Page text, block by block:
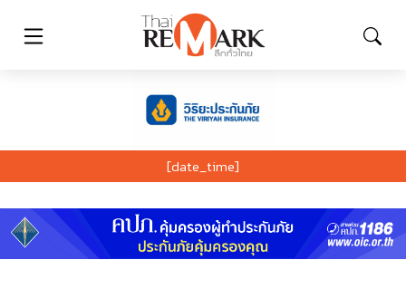
[date_time]